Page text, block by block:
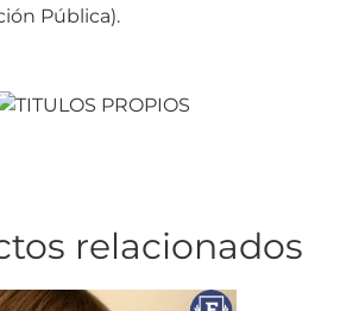
Pública).
relacionados